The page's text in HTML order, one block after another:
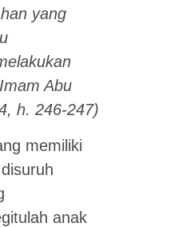
yang
Abu
h. 246-247)
memiliki
anak